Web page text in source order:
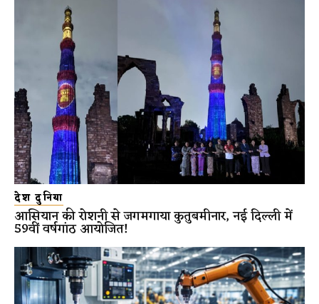
देश दुनिया
आसियान की रोशनी से जगमगाया कुतुबमीनार, नई दिल्ली में
59वीं वर्षगांठ आयोजित!